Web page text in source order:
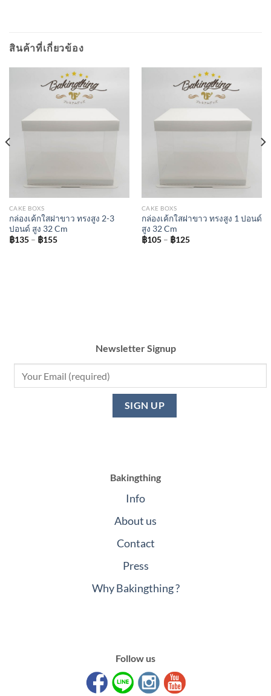
สินค้าที่เกี่ยวข้อง
CAKE BOXS
กล่องเค้กใสฝาขาว ทรงสูง 2-3
ปอนด์ สูง 32 Cm
฿135 – ฿155Price
CAKE BOXS
กล่องเค้กใสฝาขาว ทรงสูง 1 ปอนด์
สูง 32 Cm
฿105 – ฿125Price
Newsletter Signup
Bakingthing
Info
About us
Contact
Press
Why Bakingthing ?
Follow us